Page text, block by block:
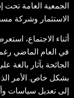
الجمعية العامة تحت
الاستثمار وشركة
أثناء الاجتماع،
في العام الماضي
الجائحة بآثار
بشكل خاص. الأمر
إلى تعديل سياسات